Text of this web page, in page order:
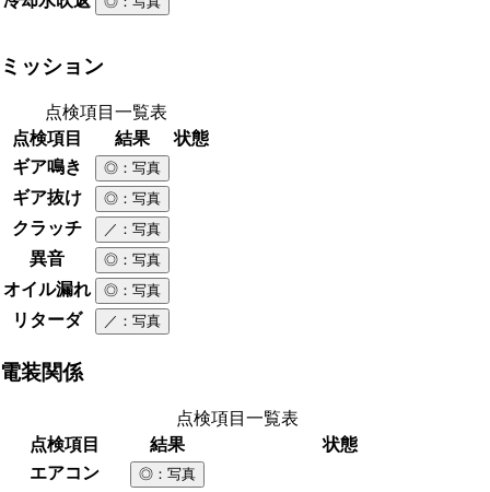
ミッション
点検項目一覧表
点検項目
結果
状態
ギア鳴き
◎ ：写真
ギア抜け ◎ ：写真
クラッチ ／ ：写真
異音 ◎ ：写真
オイル漏れ ◎ ：写真
リターダ ／ ：写真
電装関係
点検項目一覧表
点検項目
結果
状態
エアコン
◎ ：写真